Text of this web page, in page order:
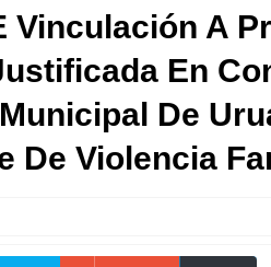
Vinculación A
En
De
De Violencia